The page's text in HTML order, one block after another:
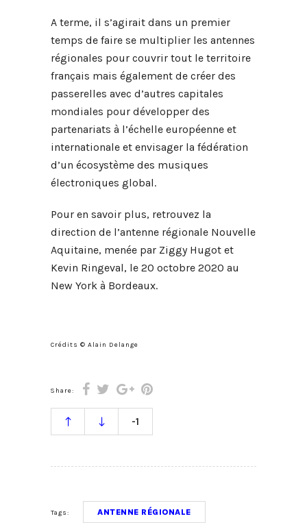
A terme, il s’agirait dans un premier
temps de faire se multiplier les antennes
régionales pour couvrir tout le territoire
français mais également de créer des
passerelles avec d’autres capitales
mondiales pour développer des
partenariats à l’échelle européenne et
internationale et envisager la fédération
d’un écosystème des musiques
électroniques global.
Pour en savoir plus, retrouvez la
direction de l’antenne régionale Nouvelle
Aquitaine, menée par Ziggy Hugot et
Kevin Ringeval, le 20 octobre 2020 au
New York à Bordeaux.
Crédits © Alain Delange
Share:
-1
Tags: ANTENNE RÉGIONALE